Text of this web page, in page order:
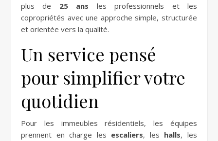
plus de 25 ans les professionnels et les
copropriétés avec une approche simple, structurée
et orientée vers la qualité.
Un service pensé
pour simplifier votre
quotidien
Pour les immeubles résidentiels, les équipes
prennent en charge les escaliers, les halls, les